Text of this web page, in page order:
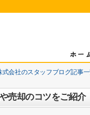
会社のスタッフブログ記事
売却のコツをご紹介